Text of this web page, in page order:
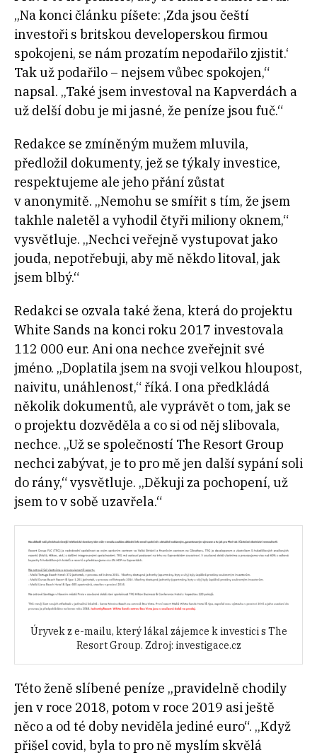
„Na konci článku píšete: ‚Zda jsou čeští
investoři s britskou developerskou firmou
spokojeni, se nám prozatím nepodařilo zjistit.‘
Tak už podařilo – nejsem vůbec spokojen,“
napsal. „Také jsem investoval na Kapverdách a
už delší dobu je mi jasné, že peníze jsou fuč.“
Redakce se zmíněným mužem mluvila,
předložil dokumenty, jež se týkaly investice,
respektujeme ale jeho přání zůstat
v anonymitě. „Nemohu se smířit s tím, že jsem
takhle naletěl a vyhodil čtyři miliony oknem,“
vysvětluje. „Nechci veřejně vystupovat jako
jouda, nepotřebuji, aby mě někdo litoval, jak
jsem blbý.“
Redakci se ozvala také žena, která do projektu
White Sands na konci roku 2017 investovala
112 000 eur. Ani ona nechce zveřejnit své
jméno. „Doplatila jsem na svoji velkou hloupost,
naivitu, unáhlenost,“ říká. I ona předkládá
několik dokumentů, ale vyprávět o tom, jak se
o projektu dozvěděla a co si od něj slibovala,
nechce. „Už se společností The Resort Group
nechci zabývat, je to pro mě jen další sypání soli
do rány,“ vysvětluje. „Děkuji za pochopení, už
jsem to v sobě uzavřela.“
Úryvek z e-mailu, který lákal zájemce k investici s The
Resort Group. Zdroj: investigace.cz
Této ženě slíbené peníze „pravidelně chodily
jen v roce 2018, potom v roce 2019 asi ještě
něco a od té doby neviděla jediné euro“. „Když
přišel covid, byla to pro ně myslím skvělá